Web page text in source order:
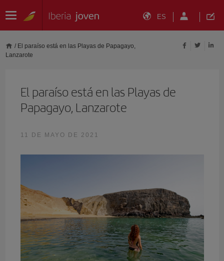
ES
/ El paraíso está en las Playas de Papagayo,
Lanzarote
El paraíso está en las Playas de
Papagayo, Lanzarote
11 DE MAYO DE 2021